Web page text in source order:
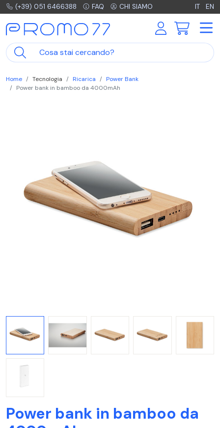
(+39) 051 6466388 FAQ CHI SIAMO IT EN
Home Tecnologia Ricarica
Power Bank
Power bank in bamboo da 4000mAh
Power bank in bamboo da